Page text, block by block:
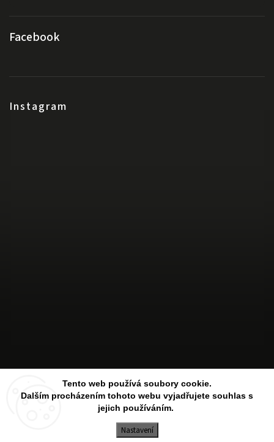
Tento web používá soubory cookie.
Dalším procházením tohoto webu vyjadřujete souhlas s
jejich používáním.
Nastavení
Facebook
Instagram
Sledovat na Instagramu
Aesthetic Store. Všechna práva vyhrazena.
Upravit nastavení cookies